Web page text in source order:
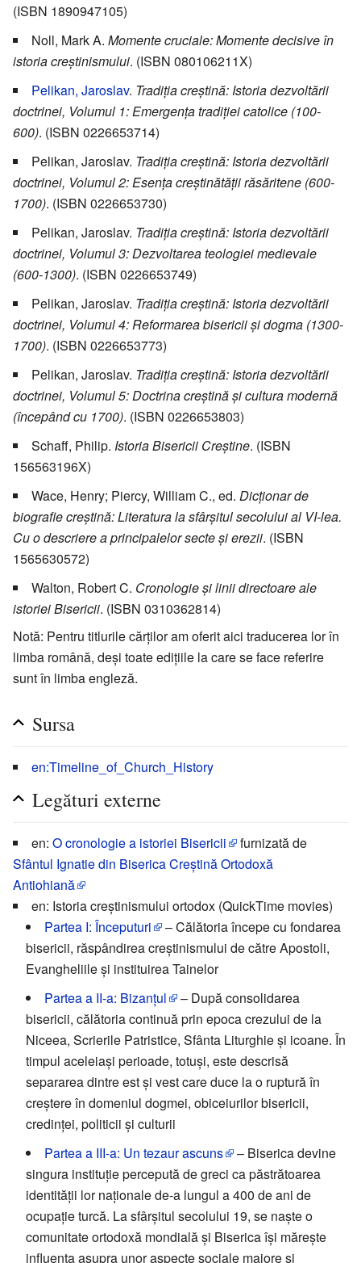
(ISBN 1890947105)
Noll, Mark A. Momente cruciale: Momente decisive în
istoria creştinismului. (ISBN 080106211X)
Pelikan, Jaroslav. Tradiţia creştină: Istoria dezvoltării
doctrinei, Volumul 1: Emergenţa tradiţiei catolice (100-
600). (ISBN 0226653714)
Pelikan, Jaroslav. Tradiţia creştină: Istoria dezvoltării
doctrinei, Volumul 2: Esenţa creştinătăţii răsăritene (600-
1700). (ISBN 0226653730)
Pelikan, Jaroslav. Tradiţia creştină: Istoria dezvoltării
doctrinei, Volumul 3: Dezvoltarea teologiei medievale
(600-1300). (ISBN 0226653749)
Pelikan, Jaroslav. Tradiţia creştină: Istoria dezvoltării
doctrinei, Volumul 4: Reformarea bisericii şi dogma (1300-
1700). (ISBN 0226653773)
Pelikan, Jaroslav. Tradiţia creştină: Istoria dezvoltării
doctrinei, Volumul 5: Doctrina creştină şi cultura modernă
(începând cu 1700). (ISBN 0226653803)
Schaff, Philip. Istoria Bisericii Creştine. (ISBN
156563196X)
Wace, Henry; Piercy, William C., ed. Dicţionar de
biografie creştină: Literatura la sfârşitul secolului al VI-lea.
Cu o descriere a principalelor secte şi erezii. (ISBN
1565630572)
Walton, Robert C. Cronologie şi linii directoare ale
istoriei Bisericii. (ISBN 0310362814)
Notă: Pentru titlurile cărților am oferit aici traducerea lor în
limba română, deși toate edițiile la care se face referire
sunt în limba engleză.
Sursa
en:Timeline_of_Church_History
Legături externe
en: O cronologie a istoriei Bisericii
furnizată de
Sfântul Ignatie din Biserica Creştină Ortodoxă
Antiohiană
en: Istoria creştinismului ortodox (QuickTime movies)
Partea I: Începuturi
– Călătoria începe cu fondarea
bisericii, răspândirea creştinismului de către Apostoli,
Evangheliile şi instituirea Tainelor
Partea a II-a: Bizanţul
– După consolidarea
bisericii, călătoria continuă prin epoca crezului de la
Niceea, Scrierile Patristice, Sfânta Liturghie şi icoane. În
timpul aceleiaşi perioade, totuşi, este descrisă
separarea dintre est şi vest care duce la o ruptură în
creştere în domeniul dogmei, obiceiurilor bisericii,
credinţei, politicii şi culturii
Partea a III-a: Un tezaur ascuns
– Biserica devine
singura instituţie percepută de greci ca păstrătoarea
identităţii lor naţionale de-a lungul a 400 de ani de
ocupaţie turcă. La sfârşitul secolului 19, se naşte o
comunitate ortodoxă mondială şi Biserica îşi măreşte
influenţa asupra unor aspecte sociale majore şi